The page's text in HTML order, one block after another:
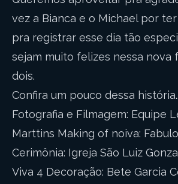
vez a Bianca e o Michael por
pra registrar esse dia tão
sejam muito felizes nessa nova
dois.
Confira um pouco dessa
Fotografia e Filmagem: Equipe
Marttins Making of noiva:
Cerimônia: Igreja São Luiz
Viva 4 Decoração: Bete Garcia